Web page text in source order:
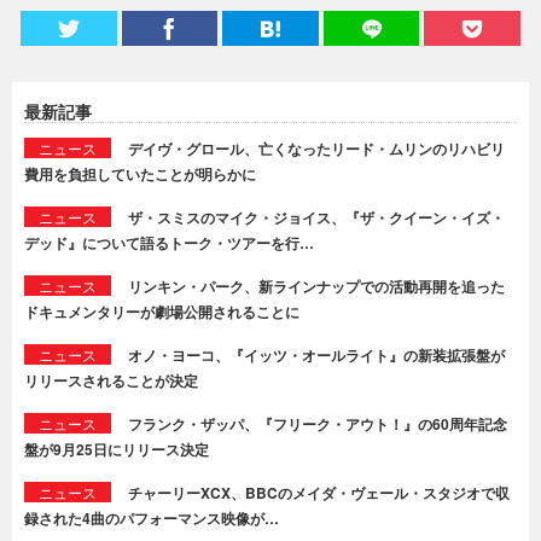
最新記事
ニュース
デイヴ・グロール、亡くなったリード・ムリンのリハビリ
費用を負担していたことが明らかに
ニュース
ザ・スミスのマイク・ジョイス、『ザ・クイーン・イズ・
デッド』について語るトーク・ツアーを行…
ニュース
リンキン・パーク、新ラインナップでの活動再開を追った
ドキュメンタリーが劇場公開されることに
ニュース
オノ・ヨーコ、『イッツ・オールライト』の新装拡張盤が
リリースされることが決定
ニュース
フランク・ザッパ、『フリーク・アウト！』の60周年記念
盤が9月25日にリリース決定
ニュース
チャーリーXCX、BBCのメイダ・ヴェール・スタジオで収
録された4曲のパフォーマンス映像が…